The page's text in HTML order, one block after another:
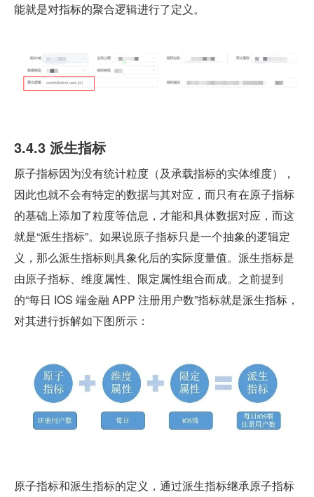
能就是对指标的聚合逻辑进行了定义。
3.4.3 派生指标
原子指标因为没有统计粒度（及承载指标的实体维度），
因此也就不会有特定的数据与其对应，而只有在原子指标
的基础上添加了粒度等信息，才能和具体数据对应，而这
就是“派生指标”。如果说原子指标只是一个抽象的逻辑定
义，那么派生指标则具象化后的实际度量值。派生指标是
由原子指标、维度属性、限定属性组合而成。之前提到
的“每日 IOS 端金融 APP 注册用户数”指标就是派生指标，
对其进行拆解如下图所示：
原子指标和派生指标的定义，通过派生指标继承原子指标